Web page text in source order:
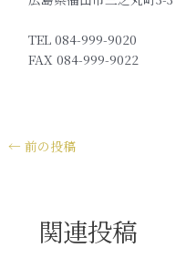
TEL 084-999-9020
FAX 084-999-9022
← 前の投稿
関連投稿